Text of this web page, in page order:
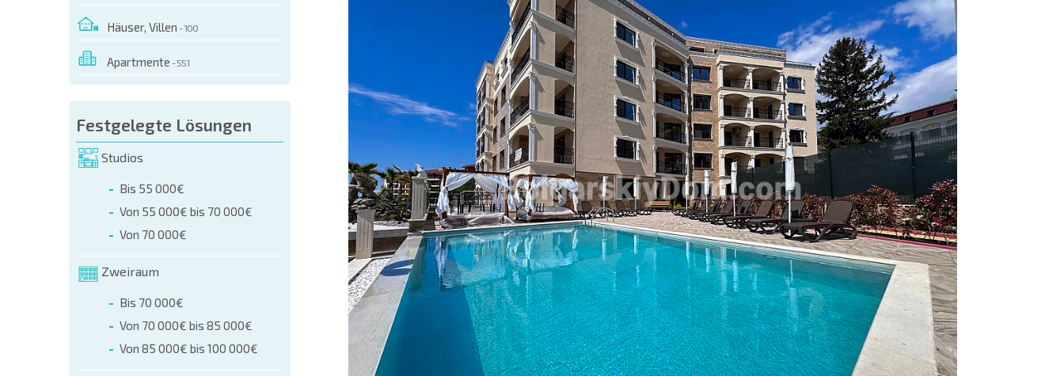
Häuser, Villen - 100
Apartmente - 551
Festgelegte Lösungen
Studios
Bis 55 000€
Von 55 000€ bis 70 000€
Von 70 000€
Zweiraum
Bis 70 000€
Von 70 000€ bis 85 000€
Von 85 000€ bis 100 000€
OBJEKT BESTELLEN
(name, E-mail, phone)
+359 8 9797 99 03